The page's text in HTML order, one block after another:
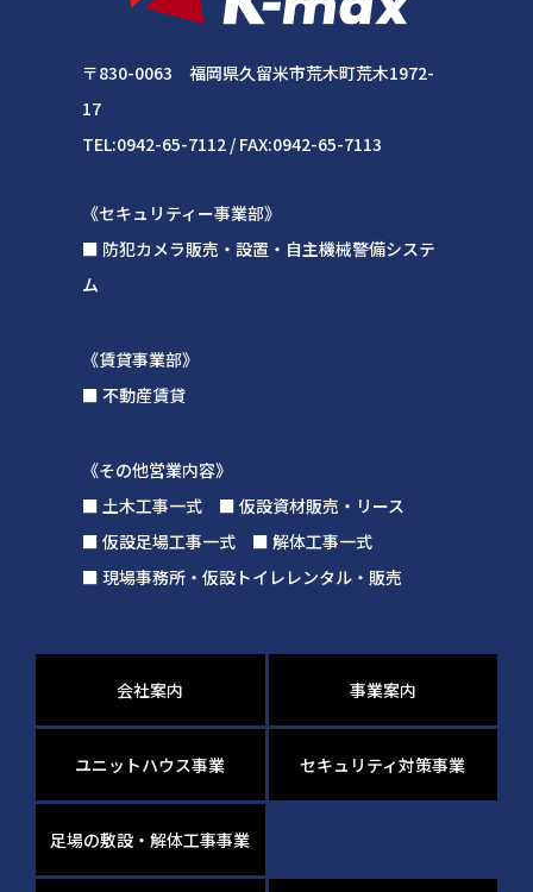
〒830-0063 福岡県久留米市荒木町荒木1972-
17
TEL:0942-65-7112 / FAX:0942-65-7113
《セキュリティー事業部》
■ 防犯カメラ販売・設置・自主機械警備システ
ム
《賃貸事業部》
■ 不動産賃貸
《その他営業内容》
■ 土木工事一式 ■ 仮設資材販売・リース
■ 仮設足場工事一式 ■ 解体工事一式
■ 現場事務所・仮設トイレレンタル・販売
会社案内 事業案内
ユニットハウス事業 セキュリティ対策事業
足場の敷設・解体工事事業